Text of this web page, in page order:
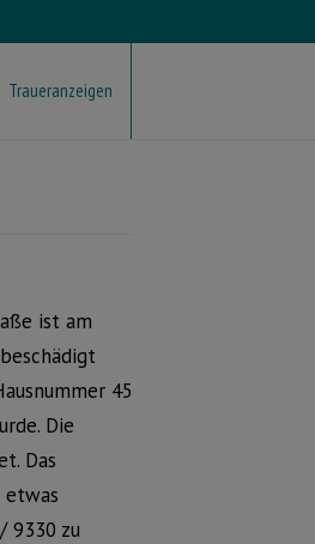
Traueranzeigen
ist am
45
Die
Das
etwas
9330 zu